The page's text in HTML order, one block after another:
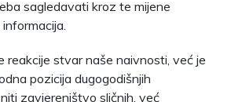
sagledavati kroz te mijene
reakcije stvar naše naivnosti, već je
pozicija dugogodišnjih
zavjereništvo sličnih, već